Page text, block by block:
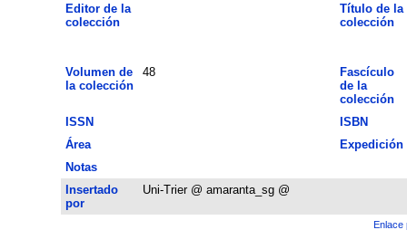
Editor de la
colección
Título de la
colección
Volumen de
la colección
48
Fascículo
de la
colección
ISSN
ISBN
Área
Expedición
Notas
Insertado
por
Uni-Trier @ amaranta_sg @
Enlace